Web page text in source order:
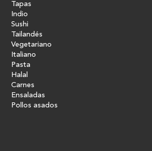
Tapas
Indio
Sushi
Tailandés
Vegetariano
Italiano
Pasta
Halal
Carnes
Ensaladas
Pollos asados